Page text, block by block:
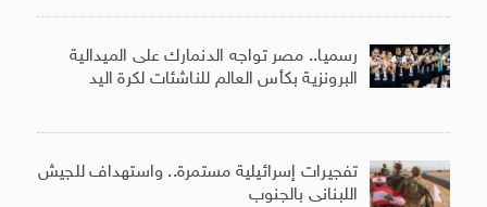
رسميا.. مصر تواجه الدنمارك على الميدالية
البرونزية بكأس العالم للناشئات لكرة اليد
تفجيرات إسرائيلية مستمرة.. واستهداف للجيش
اللبنانى بالجنوب